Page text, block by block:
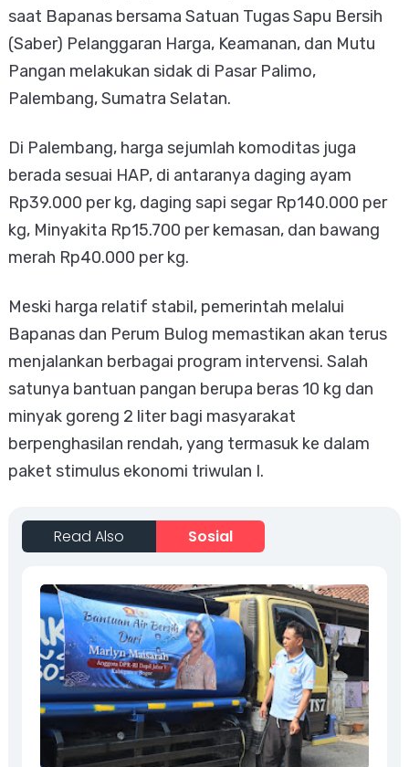
saat Bapanas bersama Satuan Tugas Sapu Bersih
(Saber) Pelanggaran Harga, Keamanan, dan Mutu
Pangan melakukan sidak di Pasar Palimo,
Palembang, Sumatra Selatan.
Di Palembang, harga sejumlah komoditas juga
berada sesuai HAP, di antaranya daging ayam
Rp39.000 per kg, daging sapi segar Rp140.000 per
kg, Minyakita Rp15.700 per kemasan, dan bawang
merah Rp40.000 per kg.
Meski harga relatif stabil, pemerintah melalui
Bapanas dan Perum Bulog memastikan akan terus
menjalankan berbagai program intervensi. Salah
satunya bantuan pangan berupa beras 10 kg dan
minyak goreng 2 liter bagi masyarakat
berpenghasilan rendah, yang termasuk ke dalam
paket stimulus ekonomi triwulan I.
Read Also Sosial